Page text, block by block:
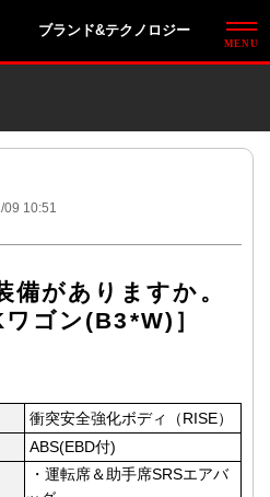
ブランド&テクノロジー
09 10:51
備がありますか。
ゴン(B3*W)］
衝突安全強化ボディ（RISE）
ABS(EBD付)
・運転席＆助手席SRSエアバ